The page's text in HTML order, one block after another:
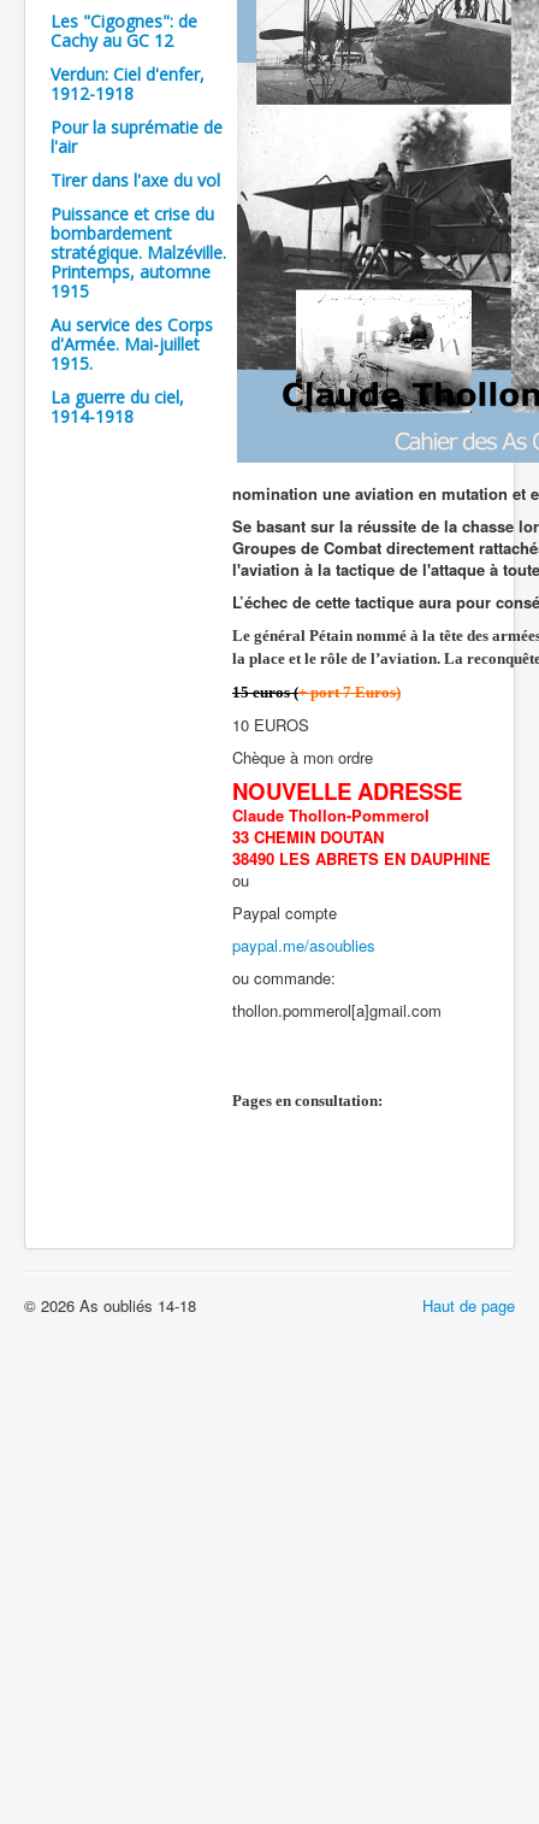
Les "Cigognes": de
Cachy au GC 12
Verdun: Ciel d'enfer,
1912-1918
Pour la suprématie de
l'air
Tirer dans l'axe du vol
Puissance et crise du
bombardement
stratégique. Malzéville.
Printemps, automne
1915
Au service des Corps
d'Armée. Mai-juillet
1915.
La guerre du ciel,
1914-1918
nomination une aviation en mutation et
Se basant sur la réussite de la chasse
Groupes de Combat directement
l'aviation à la tactique de l'attaque à
L’échec de cette tactique aura pour
Le général Pétain nommé à la tête des
la place et le rôle de l’aviation. La
15 euros (+ port 7 Euros)
10 EUROS
Chèque à mon ordre
NOUVELLE ADRESSE
Claude Thollon-Pommerol
33 CHEMIN DOUTAN
38490 LES ABRETS EN DAUPHINE
ou
Paypal compte
paypal.me/asoublies
ou commande:
thollon.pommerol[a]gmail.com
Pages en consultation:
Haut de page
© 2026 As oubliés 14-18